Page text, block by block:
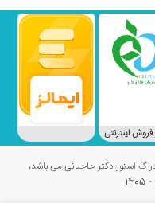
اینترنتی
استور دکتر حاجبانی می باشد،